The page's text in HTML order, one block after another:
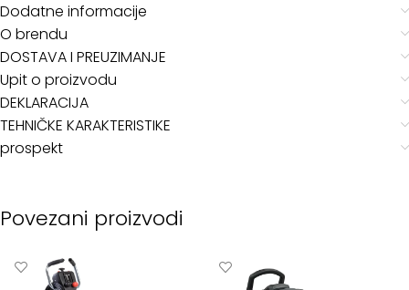
Dodatne informacije
O brendu
DOSTAVA I PREUZIMANJE
Upit o proizvodu
DEKLARACIJA
TEHNIČKE KARAKTERISTIKE
prospekt
Povezani proizvodi